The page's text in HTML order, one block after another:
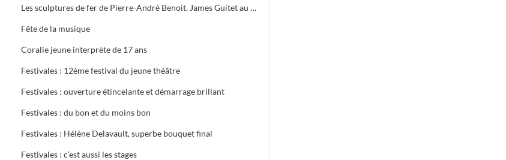
Les sculptures de fer de Pierre-André Benoit. James Guitet au Musée P.A.B.
Fête de la musique
Coralie jeune interprète de 17 ans
Festivales : 12ème festival du jeune théâtre
Festivales : ouverture étincelante et démarrage brillant
Festivales : du bon et du moins bon
Festivales : Hélène Delavault, superbe bouquet final
Festivales : c’est aussi les stages